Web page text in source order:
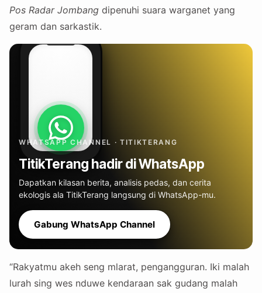
Pos Radar Jombang dipenuhi suara warganet yang
geram dan sarkastik.
WHATSAPP CHANNEL · TITIKTERANG
TitikTerang hadir di WhatsApp
Dapatkan kilasan berita, analisis pedas, dan cerita
ekologis ala TitikTerang langsung di WhatsApp-mu.
Gabung WhatsApp Channel
“Rakyatmu akeh seng mlarat, pengangguran. Iki malah
lurah sing wes nduwe kendaraan sak gudang malah